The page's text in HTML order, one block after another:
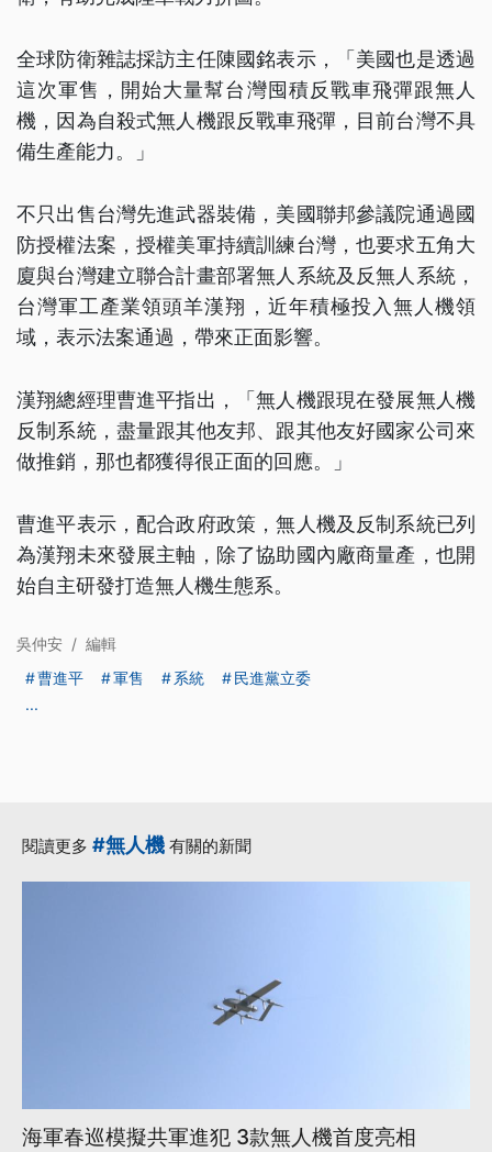
全球防衛雜誌採訪主任陳國銘表示，「美國也是透過
這次軍售，開始大量幫台灣囤積反戰車飛彈跟無人
機，因為自殺式無人機跟反戰車飛彈，目前台灣不具
備生產能力。」
不只出售台灣先進武器裝備，美國聯邦參議院通過國
防授權法案，授權美軍持續訓練台灣，也要求五角大
廈與台灣建立聯合計畫部署無人系統及反無人系統，
台灣軍工產業領頭羊漢翔，近年積極投入無人機領
域，表示法案通過，帶來正面影響。
漢翔總經理曹進平指出，「無人機跟現在發展無人機
反制系統，盡量跟其他友邦、跟其他友好國家公司來
做推銷，那也都獲得很正面的回應。」
曹進平表示，配合政府政策，無人機及反制系統已列
為漢翔未來發展主軸，除了協助國內廠商量產，也開
始自主研發打造無人機生態系。
吳仲安 / 編輯
曹進平
軍售 系統
民進黨立委
...
閱讀更多 #無人機 有關的新聞
海軍春巡模擬共軍進犯 3款無人機首度亮相